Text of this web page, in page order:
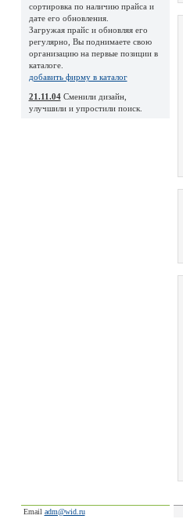
сортировка по наличию прайса и
дате его обновления.
Загружая прайс и обновляя его
регулярно, Вы поднимаете свою
организацию на первые позиции в
каталоге.
добавить фирму в каталог
21.11.04Сменили дизайн,
улучшили и упростили поиск.
Email adm@wid.ru